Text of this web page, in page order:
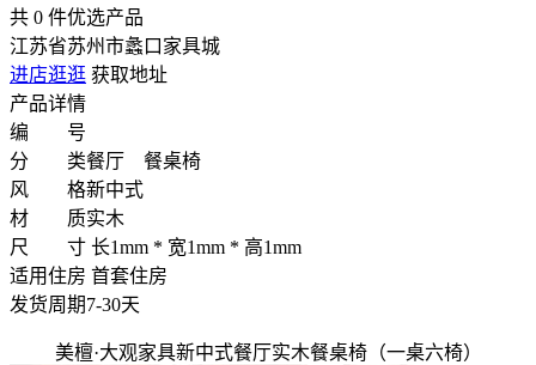
共 0 件优选产品
江苏省苏州市蠡口家具城
进店逛逛 获取地址
产品详情
编 号
分 类餐厅 餐桌椅
风 格新中式
材 质实木
尺 寸 长1mm * 宽1mm * 高1mm
适用住房 首套住房
发货周期7-30天
美檀·大观家具新中式餐厅实木餐桌椅（一桌六椅）